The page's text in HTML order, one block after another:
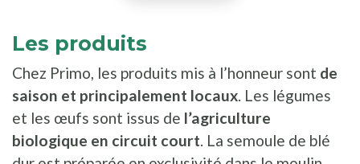
Les produits
Chez Primo, les produits mis à l’honneur sont de
saison et principalement locaux. Les légumes
et les œufs sont issus de l’agriculture
biologique en circuit court. La semoule de blé